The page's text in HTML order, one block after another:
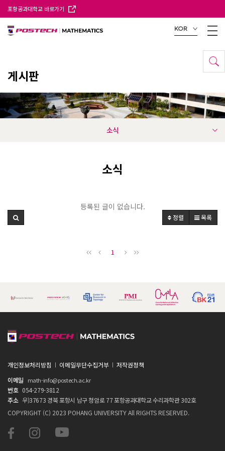
포항공과대학교 바로가기
KOR
게시판
소식
소식
등록된 글이 없습니다.
정렬 목록
1
개인정보처리방침 이메일무단수집거부
저작권정책
이메일
math-info@postech.ac.kr
번호 054-279-3812
주소 우)37673 경북 포항시 남구 청암로 77 포항공과대학교 수리과학관 302호
COPYRIGHT (C) 2023 POHANG UNIVERSITY All RIGHTS RESERVED.